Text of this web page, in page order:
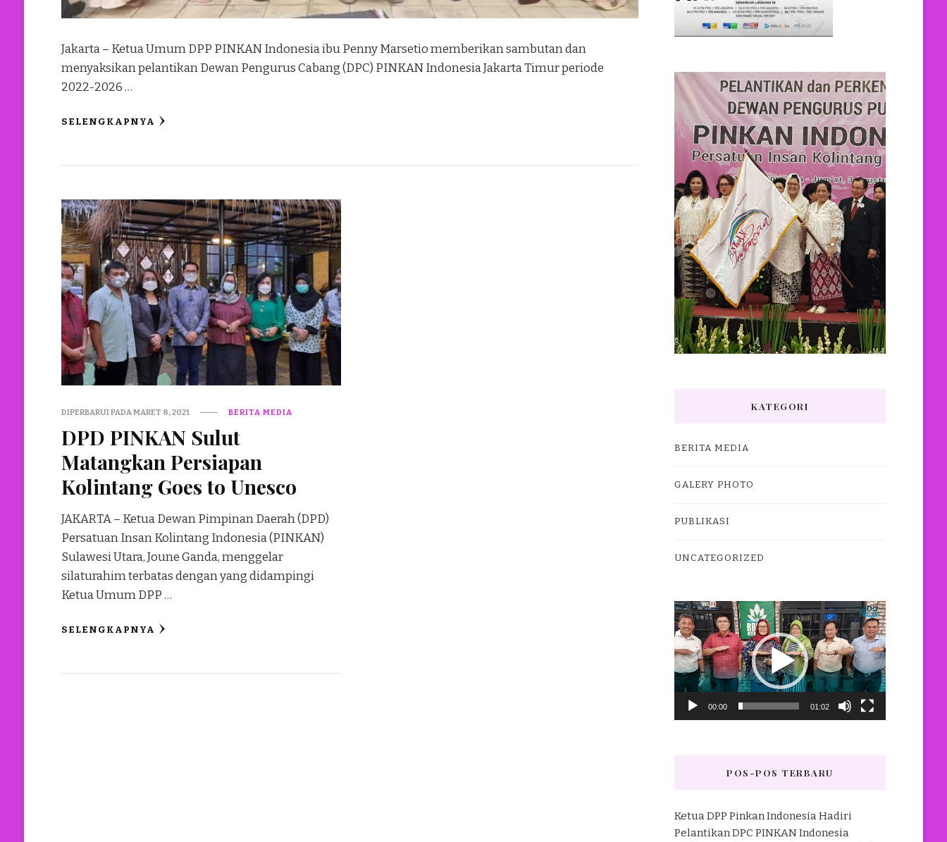
Jakarta – Ketua Umum DPP PINKAN Indonesia ibu Penny Marsetio memberikan sambutan dan
menyaksikan pelantikan Dewan Pengurus Cabang (DPC) PINKAN Indonesia Jakarta Timur periode
2022-2026 …
SELENGKAPNYA
DIPERBARUI PADAMARET 8, 2021 BERITA MEDIA
DPD PINKAN Sulut
Matangkan Persiapan
Kolintang Goes to Unesco
JAKARTA – Ketua Dewan Pimpinan Daerah (DPD)
Persatuan Insan Kolintang Indonesia (PINKAN)
Sulawesi Utara, Joune Ganda, menggelar
silaturahim terbatas dengan yang didampingi
Ketua Umum DPP …
SELENGKAPNYA
KATEGORI
BERITA MEDIA
GALERY PHOTO
PUBLIKASI
UNCATEGORIZED
Pemutar
Video
00:00 01:02
POS-POS TERBARU
Ketua DPP Pinkan Indonesia Hadiri
Pelantikan DPC PINKAN Indonesia